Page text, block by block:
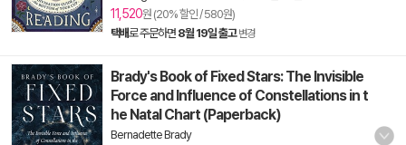
11,520원 (20% 할인 / 580원)
택배로 주문하면 8월 19일 출고 변경
Brady's Book of Fixed Stars: The Invisible
Force and Influence of Constellations in t
he Natal Chart (Paperback)
Bernadette Brady